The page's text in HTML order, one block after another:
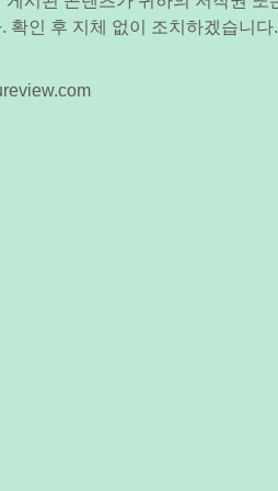
확인 후 지체 없이 조치하겠습니다.